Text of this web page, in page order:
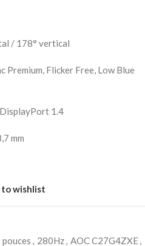
/ 178° vertical
Premium, Flicker Free, Low Blue
1.4
mm
to wishlist
pouces , 280Hz, AOC C27G4ZXE,